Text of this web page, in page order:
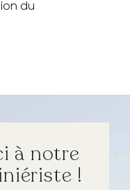
du
à notre
!